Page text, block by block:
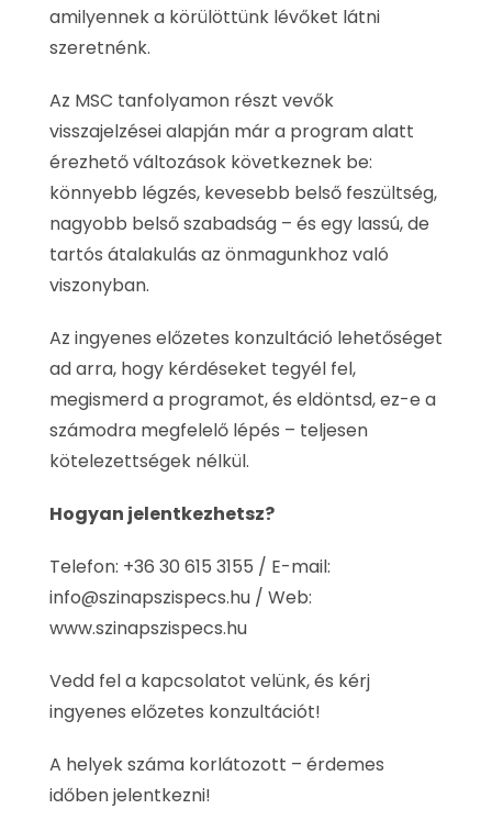
amilyennek a körülöttünk lévőket látni
szeretnénk.
Az MSC tanfolyamon részt vevők
visszajelzései alapján már a program alatt
érezhető változások következnek be:
könnyebb légzés, kevesebb belső feszültség,
nagyobb belső szabadság – és egy lassú, de
tartós átalakulás az önmagunkhoz való
viszonyban.
Az ingyenes előzetes konzultáció lehetőséget
ad arra, hogy kérdéseket tegyél fel,
megismerd a programot, és eldöntsd, ez-e a
számodra megfelelő lépés – teljesen
kötelezettségek nélkül.
Hogyan jelentkezhetsz?
Telefon: +36 30 615 3155 / E-mail:
info@szinapszispecs.hu / Web:
www.szinapszispecs.hu
Vedd fel a kapcsolatot velünk, és kérj
ingyenes előzetes konzultációt!
A helyek száma korlátozott – érdemes
időben jelentkezni!